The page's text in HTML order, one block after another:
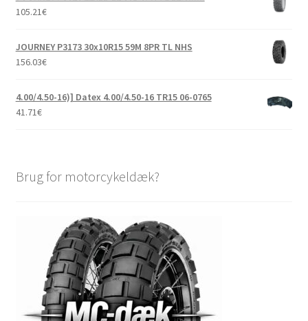
105.21€
JOURNEY P3173 30x10R15 59M 8PR TL NHS
156.03€
4.00/4.50-16)] Datex 4.00/4.50-16 TR15 06-0765
41.71€
Brug for motorcykeldæk?